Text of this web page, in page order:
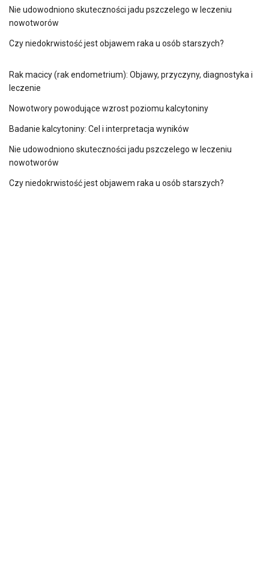
Nie udowodniono skuteczności jadu pszczelego w leczeniu
nowotworów
Czy niedokrwistość jest objawem raka u osób starszych?
Rak macicy (rak endometrium): Objawy, przyczyny, diagnostyka i
leczenie
Nowotwory powodujące wzrost poziomu kalcytoniny
Badanie kalcytoniny: Cel i interpretacja wyników
Nie udowodniono skuteczności jadu pszczelego w leczeniu
nowotworów
Czy niedokrwistość jest objawem raka u osób starszych?